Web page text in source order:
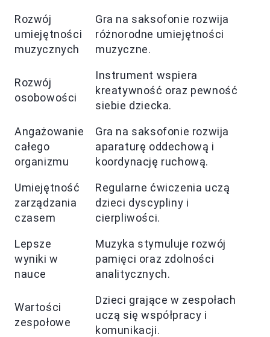
Rozwój
umiejętności
muzycznych
Gra na saksofonie rozwija
różnorodne umiejętności
muzyczne.
Rozwój
osobowości
Instrument wspiera
kreatywność oraz pewność
siebie dziecka.
Angażowanie
całego
organizmu
Gra na saksofonie rozwija
aparaturę oddechową i
koordynację ruchową.
Umiejętność
zarządzania
czasem
Regularne ćwiczenia uczą
dzieci dyscypliny i
cierpliwości.
Lepsze
wyniki w
nauce
Muzyka stymuluje rozwój
pamięci oraz zdolności
analitycznych.
Wartości
zespołowe
Dzieci grające w zespołach
uczą się współpracy i
komunikacji.